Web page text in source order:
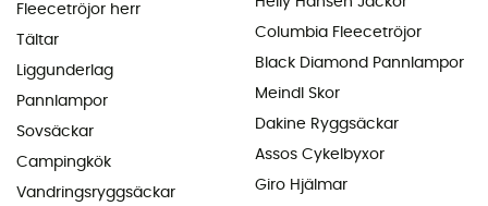
Fleecetröjor herr
Tältar
Liggunderlag
Pannlampor
Sovsäckar
Campingkök
Vandringsryggsäckar
Columbia Fleecetröjor
Black Diamond Pannlampor
Meindl Skor
Dakine Ryggsäckar
Assos Cykelbyxor
Giro Hjälmar